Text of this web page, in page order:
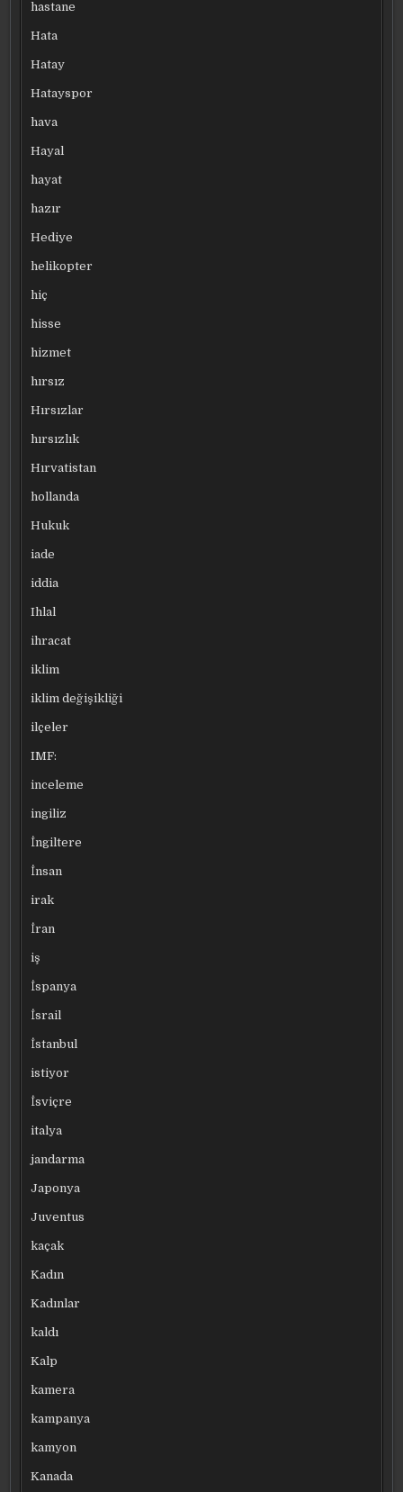
hastane
Hata
Hatay
Hatayspor
hava
Hayal
hayat
hazır
Hediye
helikopter
hiç
hisse
hizmet
hırsız
Hırsızlar
hırsızlık
Hırvatistan
hollanda
Hukuk
iade
iddia
Ihlal
ihracat
iklim
iklim değişikliği
ilçeler
IMF:
inceleme
ingiliz
İngiltere
İnsan
irak
İran
iş
İspanya
İsrail
İstanbul
istiyor
İsviçre
italya
jandarma
Japonya
Juventus
kaçak
Kadın
Kadınlar
kaldı
Kalp
kamera
kampanya
kamyon
Kanada